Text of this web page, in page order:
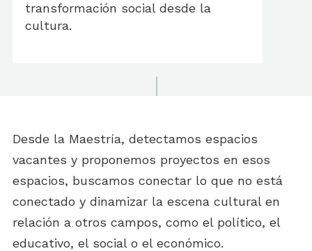
transformación social desde la
cultura.
Desde la Maestría, detectamos espacios
vacantes y proponemos proyectos en esos
espacios, buscamos conectar lo que no está
conectado y dinamizar la escena cultural en
relación a otros campos, como el político, el
educativo, el social o el económico.